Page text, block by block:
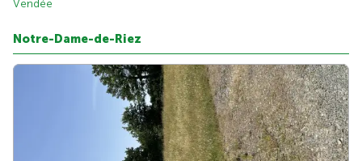
Vendée
Notre-Dame-de-Riez